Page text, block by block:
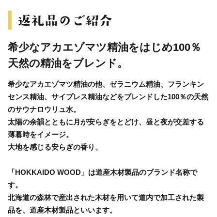
希少なアカエゾマツ精油をはじめ100％
天然の精油をブレンド。
希少なアカエゾマツ精油の他、ゼラニウム精油、フランキン
センス精油、サイプレス精油などをブレンドした100％の天然
のサウナロウリュ水。
太陽の余韻とともに月が安らぎをとどけ、昼と夜が交差する
薄暮時をイメージ。
大地を感じる安らぎの香り。
「HOKKAIDO WOOD」は道産木材製品のブランド名称で
す。
北海道の森林で産出された木材を用いて道内で加工された製
品を、道産木材製品といいます。